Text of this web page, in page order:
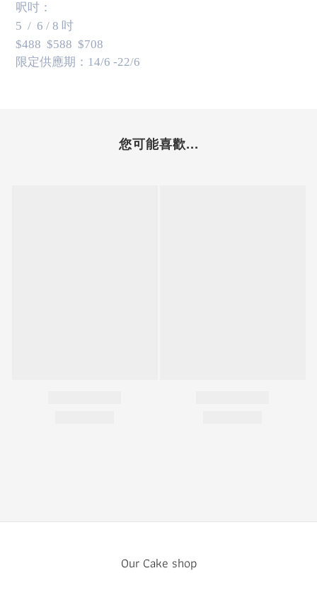
呎吋：
5 / 6 / 8 吋
$488 $588 $708
限定供應期：14/6 -22/6
您可能喜歡...
Our Cake shop